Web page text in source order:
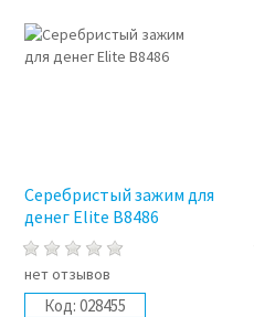
Серебристый зажим для
денег Elite B8486
нет отзывов
Код: 028455